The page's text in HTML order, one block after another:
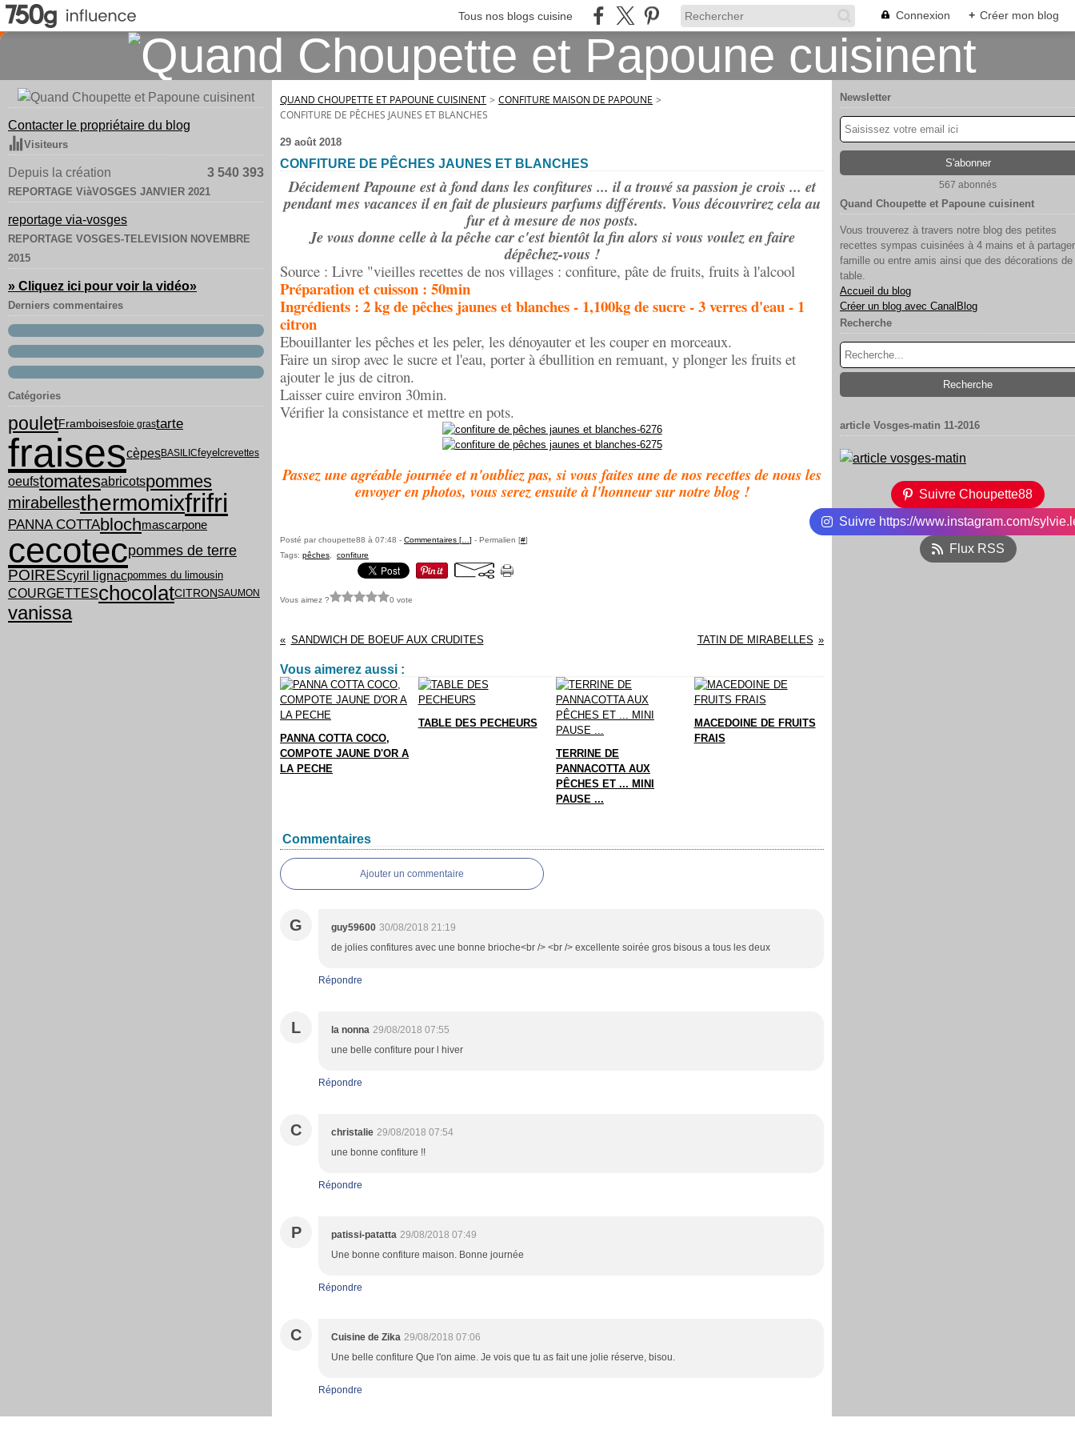
Tous nos blogs cuisine Connexion + Créer mon blog
Contacter le propriétaire du blog
Visiteurs
Depuis la création 3 540 393
REPORTAGE ViàVOSGES JANVIER 2021
reportage via-vosges
REPORTAGE VOSGES-TELEVISION NOVEMBRE
2015
» Cliquez ici pour voir la vidéo»
Derniers commentaires
Catégories
pouletFramboisesfoie grastarte
fraisescèpesBASILICfeyel crevettes
oeufstomatesabricotspommes
mirabellesthermomixfrifri
PANNA COTTAblochmascarpone
cecotecpommes de terre
POIREScyril lignacpommes du limousin
COURGETTESchocolatCITRONSAUMON
vanissa
QUAND CHOUPETTE ET PAPOUNE CUISINENT > CONFITURE MAISON DE PAPOUNE >
CONFITURE DE PÊCHES JAUNES ET BLANCHES
29 août 2018
CONFITURE DE PÊCHES JAUNES ET BLANCHES
Décidement Papoune est à fond dans les confitures ... il a trouvé sa passion je crois ... et
pendant mes vacances il en fait de plusieurs parfums différents. Vous découvrirez cela au
fur et à mesure de nos posts.
Je vous donne celle à la pêche car c'est bientôt la fin alors si vous voulez en faire
dépêchez-vous !
Source : Livre "vieilles recettes de nos villages : confiture, pâte de fruits, fruits à l'alcool
Préparation et cuisson : 50min
Ingrédients : 2 kg de pêches jaunes et blanches - 1,100kg de sucre - 3 verres d'eau - 1
citron
Ebouillanter les pêches et les peler, les dénoyauter et les couper en morceaux.
Faire un sirop avec le sucre et l'eau, porter à ébullition en remuant, y plonger les fruits et
ajouter le jus de citron.
Laisser cuire environ 30min.
Vérifier la consistance et mettre en pots.
Passez une agréable journée et n'oubliez pas, si vous faites une de nos recettes de nous les
envoyer en photos, vous serez ensuite à l'honneur sur notre blog !
Posté par choupette88 à 07:48 - Commentaires [ ] - Permalien [#]
Tags: pêches confiture
Vous aimez ? 0 vote
SANDWICH DE BOEUF AUX CRUDITES TATIN DE MIRABELLES
Vous aimerez aussi :
PANNA COTTA COCO,
COMPOTE JAUNE D'OR A
LA PECHE
TABLE DES PECHEURS
TERRINE DE
PANNACOTTA AUX
PÊCHES ET ... MINI
PAUSE ...
MACEDOINE DE FRUITS
FRAIS
Commentaires
Ajouter un commentaire
G guy59600 30/08/2018 21:19
de jolies confitures avec une bonne brioche<br /> <br /> excellente soirée gros bisous a tous les deux
Répondre
L la nonna 29/08/2018 07:55
une belle confiture pour l hiver
Répondre
C christalie 29/08/2018 07:54
une bonne confiture !!
Répondre
P patissi-patatta 29/08/2018 07:49
Une bonne confiture maison. Bonne journée
Répondre
C Cuisine de Zika 29/08/2018 07:06
Une belle confiture Que l'on aime. Je vois que tu as fait une jolie réserve, bisou.
Répondre
Newsletter
567 abonnés
Quand Choupette et Papoune cuisinent
Vous trouverez à travers notre blog des petites
recettes sympas cuisinées à 4 mains et à
famille ou entre amis ainsi que des décorations de
table.
Accueil du blog
Créer un blog avec CanalBlog
Recherche
article Vosges-matin 11-2016
Suivre Choupette88
Suivre https://www.instagram.com/
Flux RSS